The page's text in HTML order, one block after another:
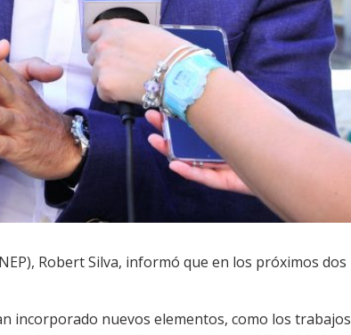
Robert Silva, informó que en los próximos dos
incorporado nuevos elementos, como los trabajos